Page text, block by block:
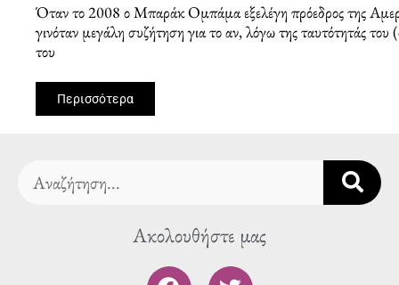
Όταν το 2008 ο Μπαράκ Ομπάμα εξελέγη πρόεδρος της
γινόταν μεγάλη συζήτηση για το αν, λόγω της ταυτότητάς
του
Περισσότερα
Search
Ακολουθήστε μας
F T